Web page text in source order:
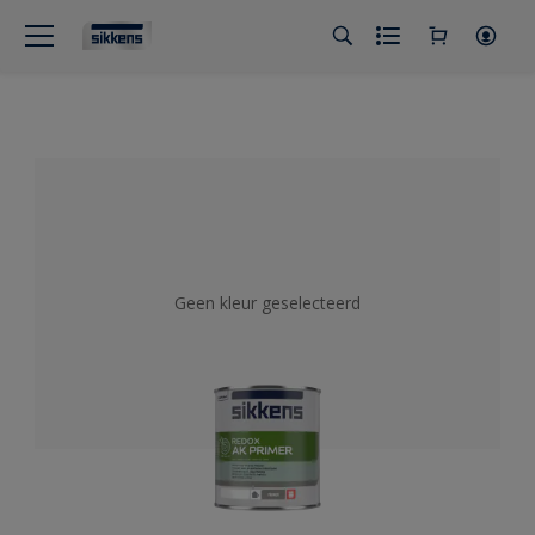
Geen kleur geselecteerd